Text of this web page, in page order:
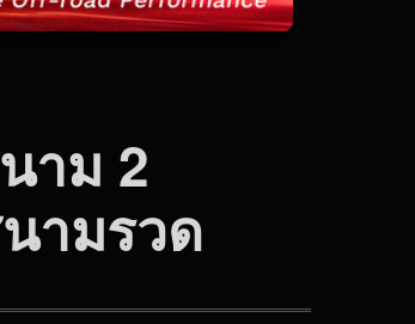
าม 2
ามรวด